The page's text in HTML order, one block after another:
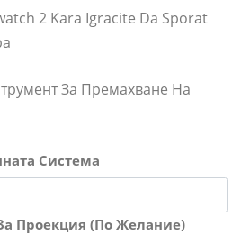
2 Kara Igracite Da Sporat
За Премахване На
Система
Проекция (По Желание)